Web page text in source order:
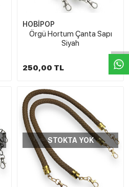
HOBİPOP
Örgü Hortum Çanta Sapı
Siyah
250,00 TL
STOKTA YOK